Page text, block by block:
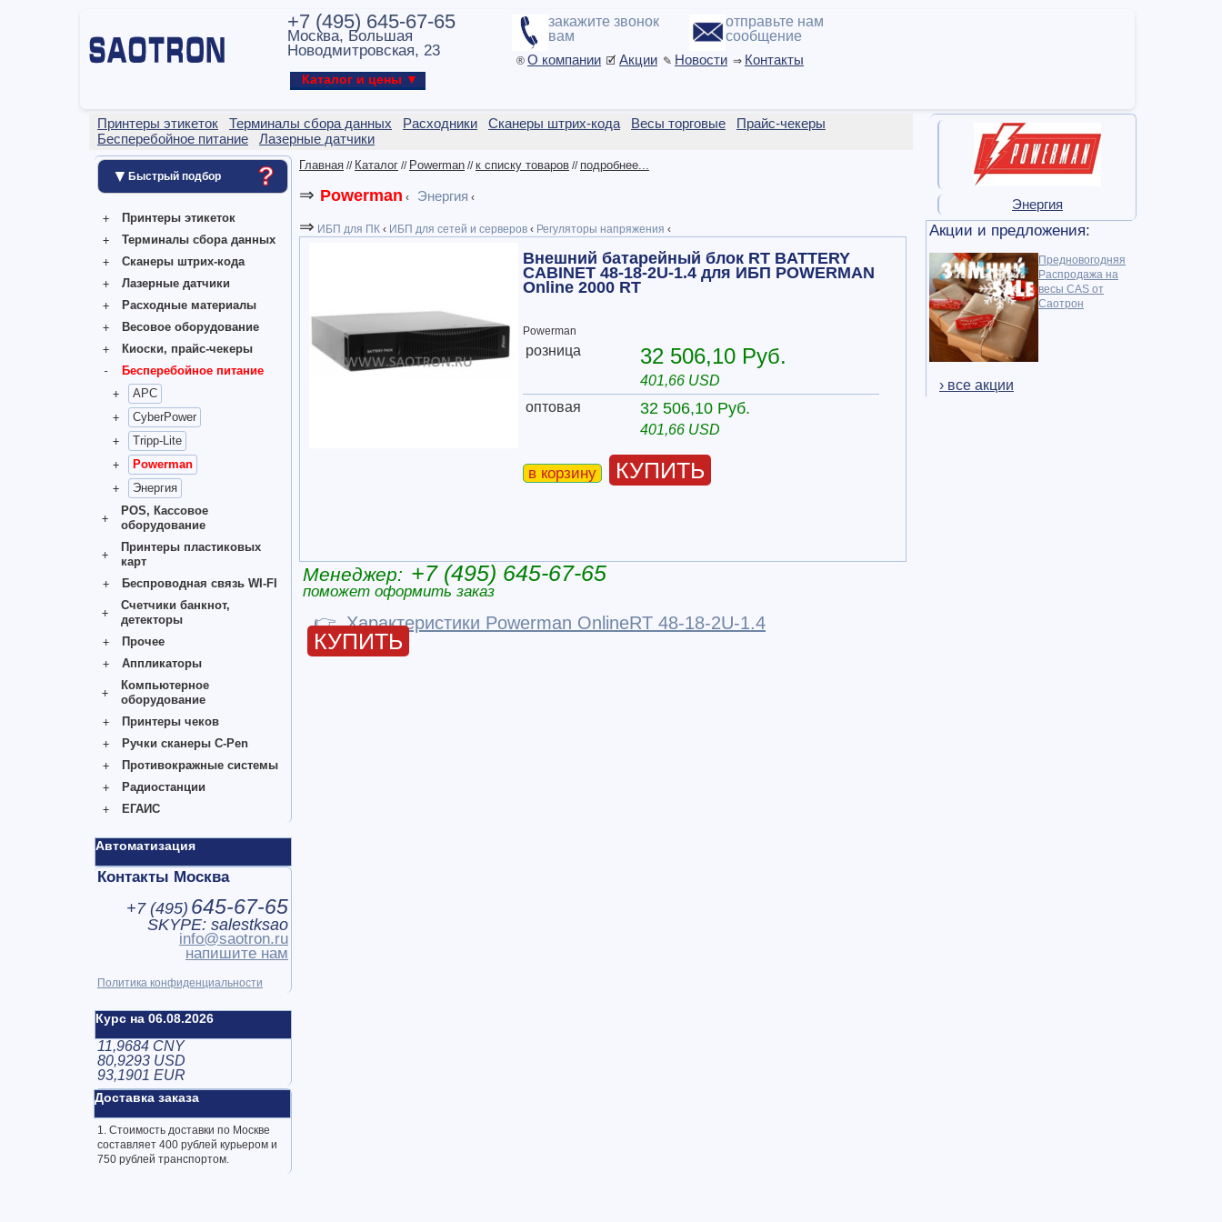
+7 (495) 645-67-65
Москва, Большая
Новодмитровская, 23
Каталог и цены ▼
закажите звонок
вам
отправьте нам
сообщение
® О компании 🗹 Акции ✎ Новости ⇒ Контакты
Энергия
Акции и предложения:
Предновогодняя
Распродажа на
весы CAS от
Саотрон
› все акции
Принтеры этикеток Терминалы сбора данных Расходники Сканеры штрих-кода Весы торговые
Прайс-чекеры
Бесперебойное питание
Лазерные датчики
▼ Быстрый подбор ?
Принтеры этикеток
Терминалы сбора данных
Сканеры штрих-кода
Лазерные датчики
Расходные материалы
Весовое оборудование
Киоски, прайс-чекеры
Бесперебойное питание
APC
CyberPower
Tripp-Lite
Powerman
Энергия
POS, Кассовое
оборудование
Принтеры пластиковых
карт
Беспроводная связь WI-FI
Счетчики банкнот,
детекторы
Прочее
Аппликаторы
Компьютерное
оборудование
Принтеры чеков
Ручки сканеры C-Pen
Противокражные системы
Радиостанции
ЕГАИС
Автоматизация
Контакты Москва
+7 (495) 645-67-65
SKYPE: salestksao
info@saotron.ru
напишите нам
Политика конфиденциальности
Курс на 06.08.2026
11,9684 CNY
80,9293 USD
93,1901 EUR
Доставка заказа
1. Стоимость доставки по Москве
составляет 400 рублей курьером и
750 рублей транспортом.
Главная // Каталог // Powerman //к списку товаров // подробнее...
⇒ Powerman ‹ Энергия ‹
⇒ ИБП для ПК ‹ ИБП для сетей и серверов ‹ Регуляторы напряжения ‹
Внешний батарейный блок RT BATTERY
CABINET 48-18-2U-1.4 для ИБП POWERMAN
Online 2000 RT
Powerman
розница 32 506,10 Руб.
401,66 USD
оптовая
32 506,10 Руб.
401,66 USD
в корзину КУПИТЬ
Менеджер: +7 (495) 645-67-65
поможет оформить заказ
👉Характеристики Powerman OnlineRT 48-18-2U-1.4
КУПИТЬ